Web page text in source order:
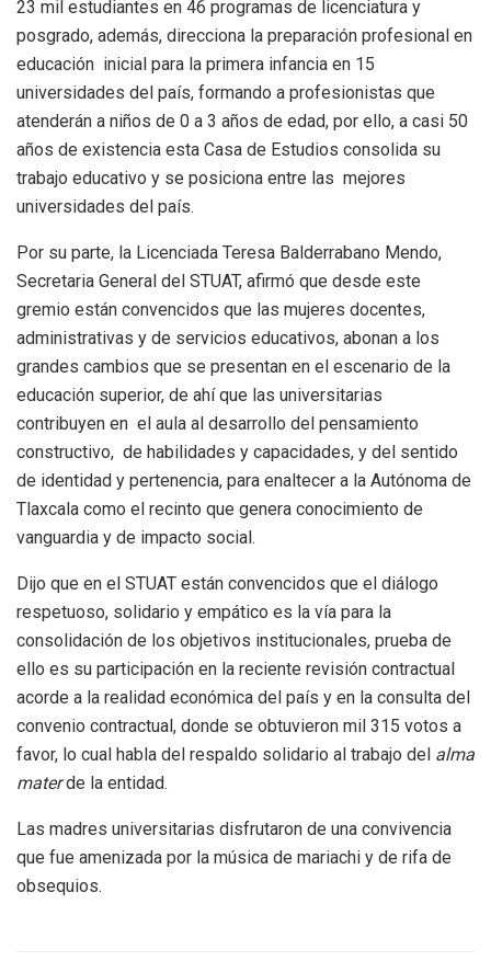
23 mil estudiantes en 46 programas de licenciatura y
posgrado, además, direcciona la preparación profesional en
educación inicial para la primera infancia en 15
universidades del país, formando a profesionistas que
atenderán a niños de 0 a 3 años de edad, por ello, a casi 50
años de existencia esta Casa de Estudios consolida su
trabajo educativo y se posiciona entre las mejores
universidades del país.
Por su parte, la Licenciada Teresa Balderrabano Mendo,
Secretaria General del STUAT, afirmó que desde este
gremio están convencidos que las mujeres docentes,
administrativas y de servicios educativos, abonan a los
grandes cambios que se presentan en el escenario de la
educación superior, de ahí que las universitarias
contribuyen en el aula al desarrollo del pensamiento
constructivo, de habilidades y capacidades, y del sentido
de identidad y pertenencia, para enaltecer a la Autónoma de
Tlaxcala como el recinto que genera conocimiento de
vanguardia y de impacto social.
Dijo que en el STUAT están convencidos que el diálogo
respetuoso, solidario y empático es la vía para la
consolidación de los objetivos institucionales, prueba de
ello es su participación en la reciente revisión contractual
acorde a la realidad económica del país y en la consulta del
convenio contractual, donde se obtuvieron mil 315 votos a
favor, lo cual habla del respaldo solidario al trabajo del alma
materde la entidad.
Las madres universitarias disfrutaron de una convivencia
que fue amenizada por la música de mariachi y de rifa de
obsequios.